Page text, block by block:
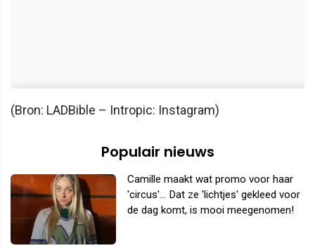
(Bron: LADBible – Intropic: Instagram)
Populair nieuws
Camille maakt wat promo voor haar
'circus'... Dat ze 'lichtjes' gekleed voor
de dag komt, is mooi meegenomen!